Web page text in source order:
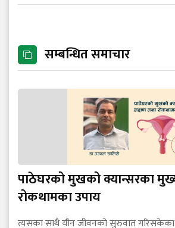
सम्बन्धित समाचार
पाठेघरको मुखको क्यान्सरका
रोकथामका उपाय
त्यसका साथै यौन जीवनको सुरुवात